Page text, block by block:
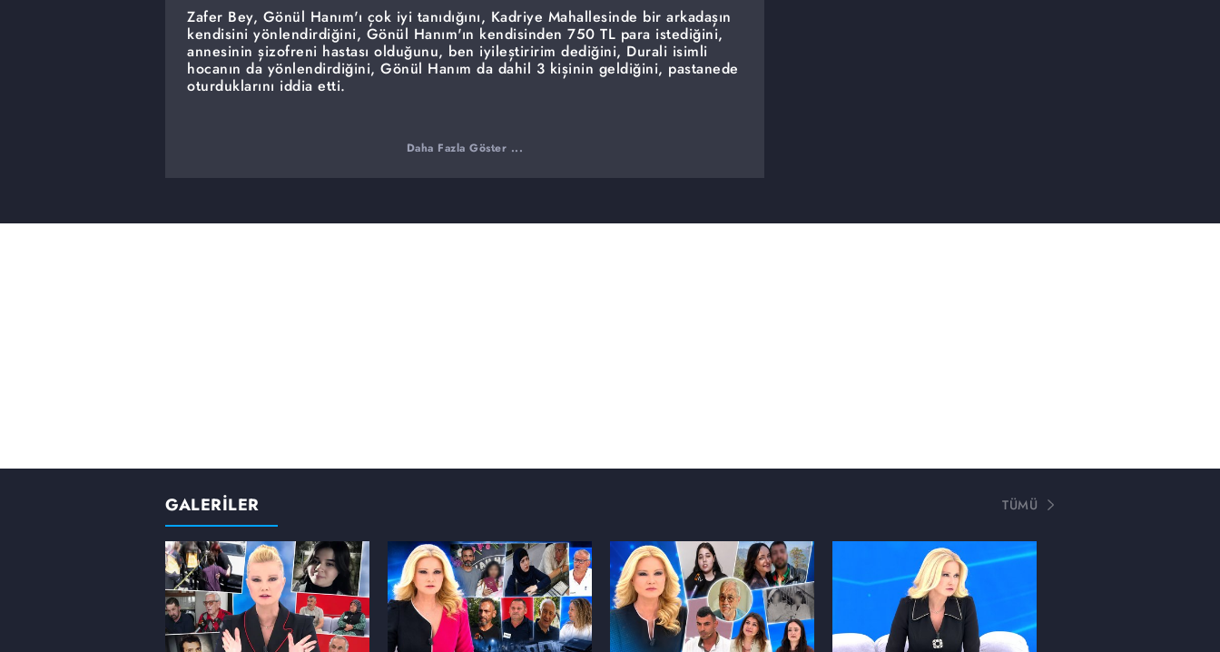
Zafer Bey, Gönül Hanım'ı çok iyi tanıdığını, Kadriye Mahallesinde bir arkadaşın
kendisini yönlendirdiğini, Gönül Hanım'ın kendisinden 750 TL para istediğini,
annesinin şizofreni hastası olduğunu, ben iyileştiririm dediğini, Durali isimli
hocanın da yönlendirdiğini, Gönül Hanım da dahil 3 kişinin geldiğini, pastanede
oturduklarını iddia etti.
Daha Fazla Göster ...
GALERİLER TÜMÜ